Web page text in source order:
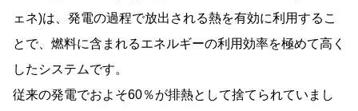
ェネ)は、発電の過程で放出される熱を有効に利用するこ
とで、燃料に含まれるエネルギーの利用効率を極めて高く
したシステムです。
従来の発電でおよそ60％が排熱として捨てられていまし